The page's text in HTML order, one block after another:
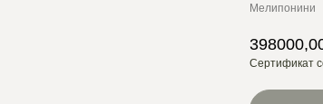
Мелипонини
Сертификат